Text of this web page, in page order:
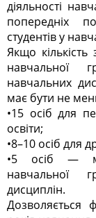
діяльності
попередніх
студентів у
Якщо
навчальної
навчальних
має бути не
•15 осіб для
освіти;
•8–10 осіб для
•5 осіб —
навчальної
дисциплін.
Дозволяється